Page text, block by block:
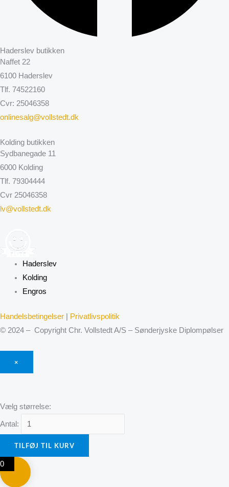
Haderslev butikken
Naffet 22
6100 Haderslev
Tlf. 74522160
Cvr: 25046358
onlinesalg@vollstedt.dk
Kolding butikken
Sydbanegade 11
6000 Kolding
Tlf. 79304444
Cvr 25046358
lv@vollstedt.dk
Haderslev
Kolding
Engros
Handelsbetingelser
Privatlivspolitik
© 2024 – Copyright Chr. Vollstedt A/S – Sønderjyske Diplompølser
×
Vælg størrelse:
Antal:
TILFØJ TIL KURV
0